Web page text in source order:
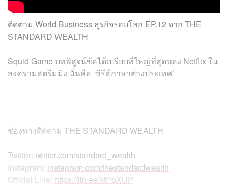
ติดตาม World Business ธุรกิจรอบโลก EP.12 จาก THE
STANDARD WEALTH
Squid Game บทพิสูจน์ข้อได้เปรียบที่ใหญ่ที่สุดของ Netflix ใน
สงครามสตรีมมิง นั่นคือ ‘ซีรีส์ภาษาต่างประเทศ’
ช่องทางติดตาม THE STANDARD WEALTH
Twitter: twitter.com/standard_wealth
Instagram: instagram.com/thestandardwealth
Official Line: https://lin.ee/xfPbXUP